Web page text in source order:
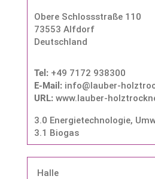
Obere Schlossstraße 110
73553 Alfdorf
Deutschland
Tel: +49 7172 938300
E-Mail: info@lauber-
URL: www.lauber-
3.0 Energietechnologie,
3.1 Biogas
Halle